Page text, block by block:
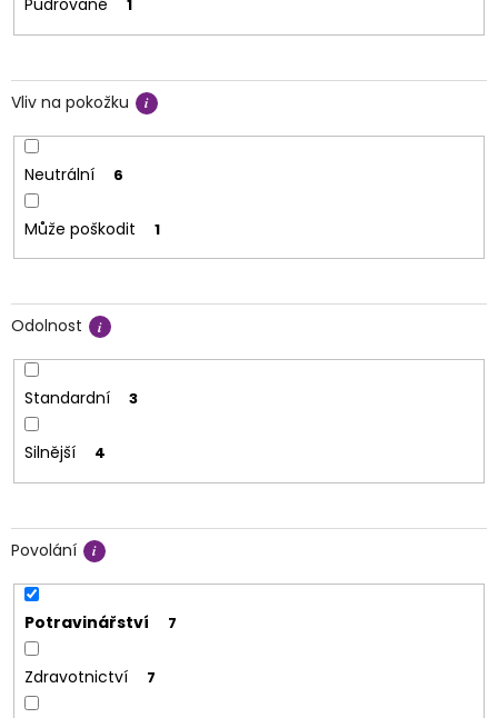
Pudrované 1
Vliv na pokožku
Neutrální 6
Může poškodit 1
Odolnost
Standardní 3
Silnější 4
Povolání
Potravinářství 7
Zdravotnictví 7